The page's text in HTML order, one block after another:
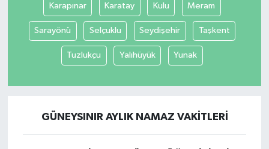
Karapınar Karatay Kulu Meram
Sarayönü Selçuklu Seydişehir Taşkent
Tuzlukçu Yalıhüyük Yunak
GÜNEYSINIR AYLIK NAMAZ VAKITLERI